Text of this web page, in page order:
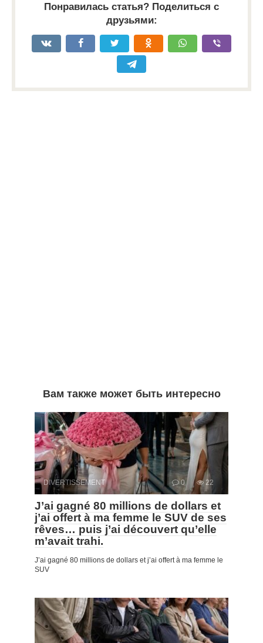
Понравилась статья? Поделиться с
друзьями:
Вам также может быть интересно
DIVERTISSEMENT 0 22
J’ai gagné 80 millions de dollars et
j’ai offert à ma femme le SUV de ses
rêves… puis j’ai découvert qu’elle
m’avait trahi.
J’ai gagné 80 millions de dollars et j’ai offert à ma femme le
SUV